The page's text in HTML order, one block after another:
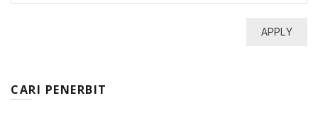
APPLY
CARI PENERBIT